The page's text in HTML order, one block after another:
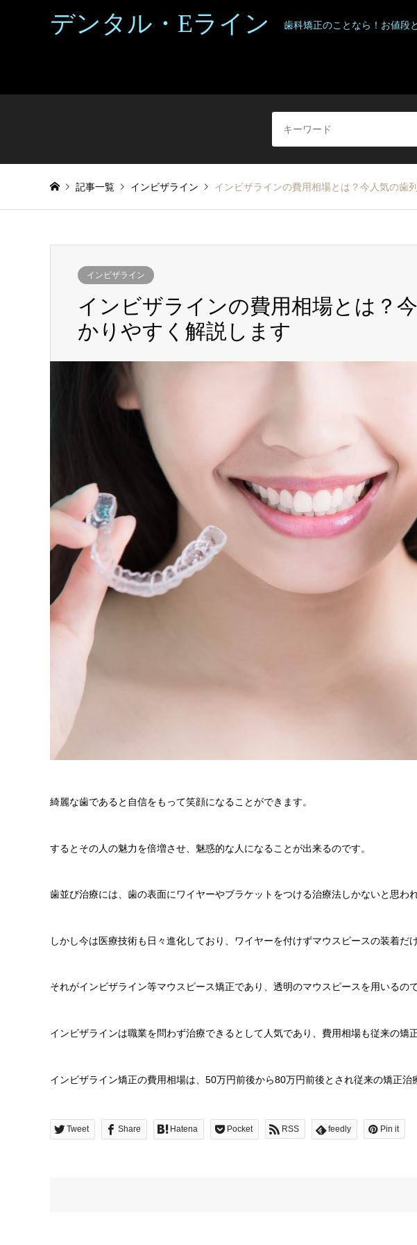
デンタル・Eライン 歯科矯正のことなら！お値段
記事一覧 インビザライン インビザラインの費用相場とは？今人気の歯
インビザライン
インビザラインの費用相場とは？
かりやすく解説します
綺麗な歯であると自信をもって笑顔になることができます。
するとその人の魅力を倍増させ、魅惑的な人になることが出来るのです。
歯並び治療には、歯の表面にワイヤーやブラケットをつける治療法しかないと思われ
しかし今は医療技術も日々進化しており、ワイヤーを付けずマウスピースの装着だ
それがインビザライン等マウスピース矯正であり、透明のマウスピースを用いるの
インビザラインは職業を問わず治療できるとして人気であり、費用相場も従来の矯
インビザライン矯正の費用相場は、50万円前後から80万円前後とされ従来の矯正治
Tweet Share Hatena Pocket RSS feedly Pin it